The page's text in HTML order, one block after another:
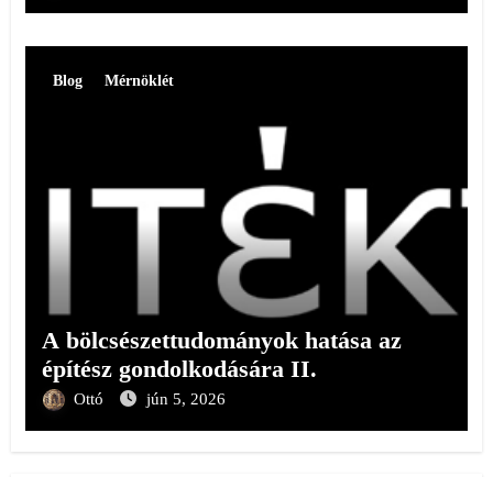
Blog Mérnöklét
A bölcsészettudományok hatása az
építész gondolkodására II.
Ottó jún 5, 2026